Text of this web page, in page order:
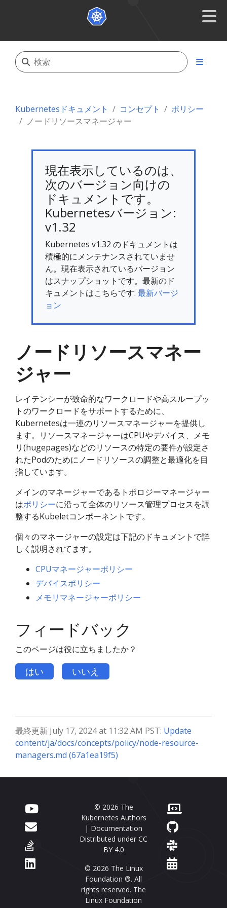
Kubernetesドキュメント コンセプト
ポリシー
ノードリソースマネージャー
現在表示しているのは、
次のバージョン向けの
ドキュメントです。
Kubernetesバージョン:
v1.32
Kubernetes v1.32 のドキュメントは
積極的にメンテナンスされていませ
ん。現在表示されているバージョン
はスナップショットです。最新のド
キュメントはこちらです: 最新バージ
ョン
ノードリソースマネー
ジャー
レイテンシーが致命的なワークロードや高スループッ
トのワークロードをサポートするために、
Kubernetesは一連のリソースマネージャーを提供し
ます。リソースマネージャーはCPUやデバイス、メモ
リ(hugepages)などのリソースの特定の要件が設定さ
れたPodのためにノードリソースの調整と最適化を目
指しています。
メインのマネージャーであるトポロジーマネージャー
はポリシーに沿って全体のリソース管理プロセスを調
整するKubeletコンポーネントです。
個々のマネージャーの設定は下記のドキュメントで詳
しく説明されてます。
CPUマネージャーポリシー
デバイスポリシー
メモリマネージャーポリシー
フィードバック
このページは役に立ちましたか？
はい いいえ
最終更新 July 17, 2024 at 11:32 AM PST: Update
content/ja/docs/concepts/policy/node-resource-
managers.md (67a1ea19f5)
© 2026 The
Kubernetes Authors
| Documentation
Distributed under CC
BY 4.0
© 2026 The Linux
Foundation ®. All
rights reserved. The
Linux Foundation